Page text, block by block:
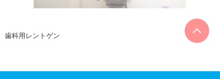
歯科用レントゲン